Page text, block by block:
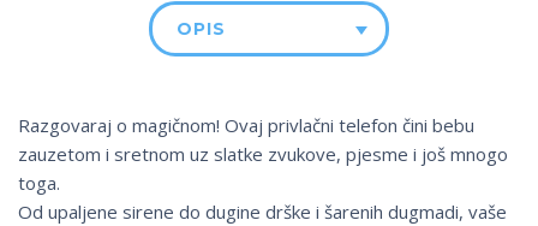
OPIS
Razgovaraj o magičnom! Ovaj privlačni telefon čini bebu
zauzetom i sretnom uz slatke zvukove, pjesme i još mnogo
toga.
Od upaljene sirene do dugine drške i šarenih dugmadi, vaše